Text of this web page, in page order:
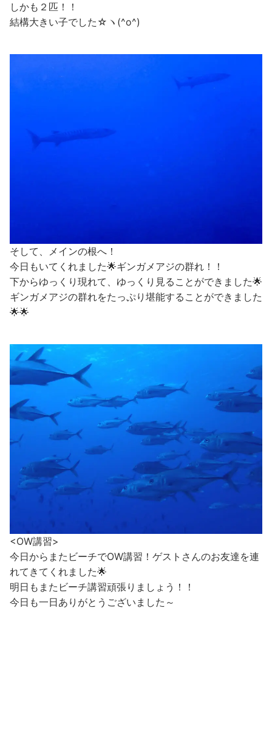
しかも２匹！！
結構大きい子でした☆ヽ(^o^)
そして、メインの根へ！
今日もいてくれました🌟ギンガメアジの群れ！！
下からゆっくり現れて、ゆっくり見ることができました🌟
ギンガメアジの群れをたっぷり堪能することができました
🌟🌟
<OW講習>
今日からまたビーチでOW講習！ゲストさんのお友達を連
れてきてくれました🌟
明日もまたビーチ講習頑張りましょう！！
今日も一日ありがとうございました～